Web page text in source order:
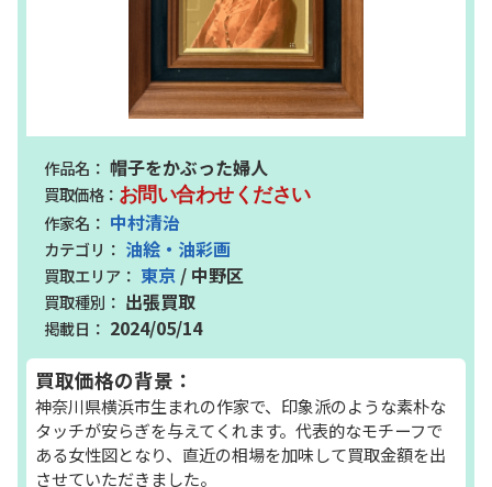
帽子をかぶった婦人
お問い合わせください
中村清治
油絵・油彩画
東京 / 中野区
出張買取
2024/05/14
買取価格の背景：
神奈川県横浜市生まれの作家で、印象派のような素朴な
タッチが安らぎを与えてくれます。代表的なモチーフで
ある女性図となり、直近の相場を加味して買取金額を出
させていただきました。